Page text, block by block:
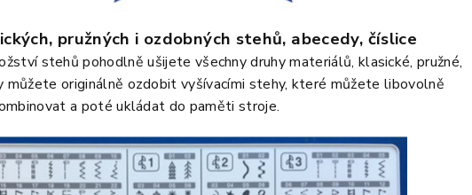
pružných i ozdobných stehů, abecedy, číslice
stehů pohodlně ušijete všechny druhy materiálů, klasické, pružné,
můžete originálně ozdobit vyšívacími stehy, které můžete libovolně
a poté ukládat do paměti stroje.